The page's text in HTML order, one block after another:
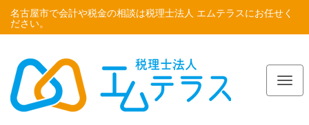
名古屋市で会計や税金の相談は税理士法人 エムテラスにお任せく
ださい。